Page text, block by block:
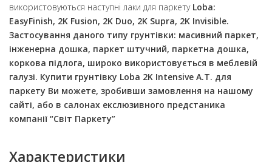
використовуються наступні лаки для паркетуLoba:
EasyFinish, 2K Fusion, 2K Duo, 2K Supra, 2K Invisible.
Застосування даного типу грунтівки: масивний паркет,
інженерна дошка, паркет штучний, паркетна дошка,
коркова підлога, широко використовується в меблевій
галузі. Купити грунтівку Loba 2K Intensive A.T. для
паркету Ви можете, зробивши замовлення на нашому
сайті, або в салонах екслюзивного предстаника
компанії “Світ Паркету”
Характеристики